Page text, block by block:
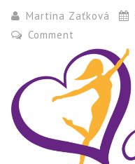
Martina Zaťková
Comment